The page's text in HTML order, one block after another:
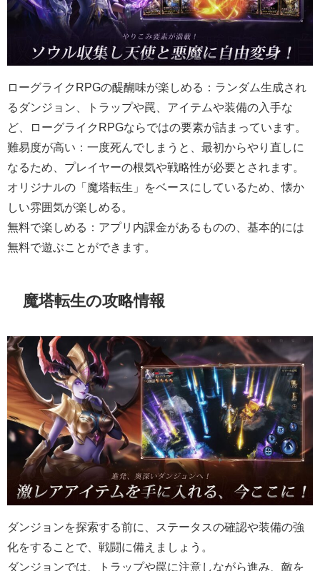
ローグライクRPGの醍醐味が楽しめる：ランダム生成され
るダンジョン、トラップや罠、アイテムや装備の入手な
ど、ローグライクRPGならではの要素が詰まっています。
難易度が高い：一度死んでしまうと、最初からやり直しに
なるため、プレイヤーの根気や戦略性が必要とされます。
オリジナルの「魔塔転生」をベースにしているため、懐か
しい雰囲気が楽しめる。
無料で楽しめる：アプリ内課金があるものの、基本的には
無料で遊ぶことができます。
魔塔転生の攻略情報
ダンジョンを探索する前に、ステータスの確認や装備の強
化をすることで、戦闘に備えましょう。
ダンジョンでは、トラップや罠に注意しながら進み、敵を